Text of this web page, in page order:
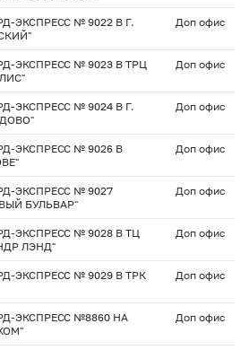
ЭКСПРЕСС № 9022 В Г.
Доп офис
ЭКСПРЕСС № 9023 В ТРЦ
Доп офис
ЭКСПРЕСС № 9024 В Г.
Доп офис
ЭКСПРЕСС № 9026 В
Доп офис
ЭКСПРЕСС № 9027
БУЛЬВАР"
Доп офис
ЭКСПРЕСС № 9028 В ТЦ
ЛЭНД"
Доп офис
ЭКСПРЕСС № 9029 В ТРК
Доп офис
ЭКСПРЕСС №8860 НА
Доп офис